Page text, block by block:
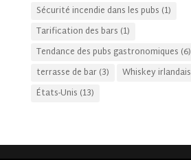
Sécurité incendie dans les pubs (1)
Tarification des bars (1)
Tendance des pubs gastronomiques (6)
terrasse de bar(3) Whiskey irlandais
États-Unis (13)